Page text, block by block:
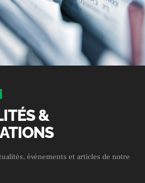
&
événements et articles de notre